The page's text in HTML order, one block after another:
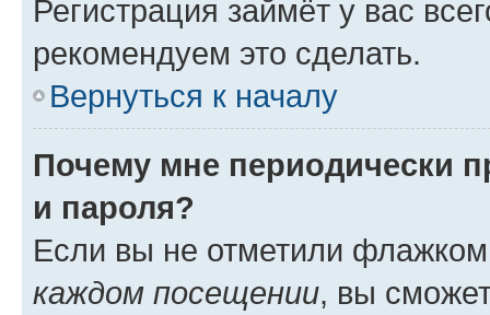
Регистрация займёт у вас
рекомендуем это сделать.
Вернуться к началу
Почему мне периодически
и пароля?
Если вы не отметили
каждом посещении, вы